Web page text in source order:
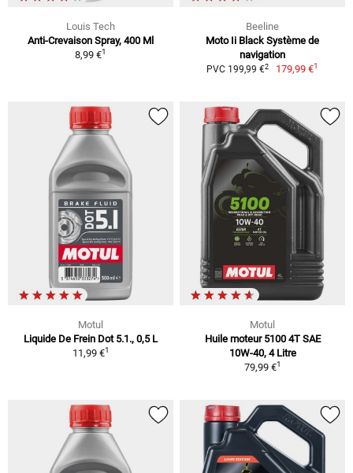
Louis Tech
Anti-Crevaison Spray, 400 Ml
8,99 €1
Beeline
Moto Ii Black Système de
navigation
PVC 199,99 €2 179,99 €1
Motul
Liquide De Frein Dot 5.1., 0,5 L
11,99 €1
Motul
Huile moteur 5100 4T SAE
10W-40, 4 Litre
79,99 €1